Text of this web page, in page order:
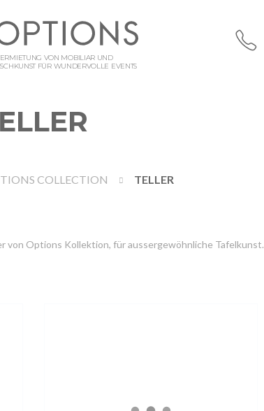
VON MOBILIAR UND
FÜR WUNDERVOLLE EVENTS
COLLECTION TELLER
von Options Kollektion, für aussergewöhnliche Tafelkunst.